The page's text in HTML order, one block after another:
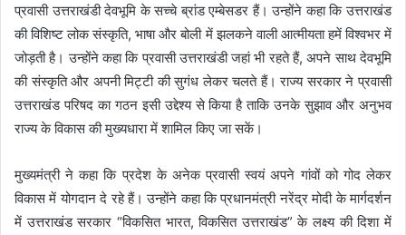
प्रवासी उत्तराखंडी देवभूमि के सच्चे ब्रांड एम्बेसडर हैं। उन्होंने कहा कि उत्तराखंड
की विशिष्ट लोक संस्कृति, भाषा और बोली में झलकने वाली आत्मीयता हमें विश्वभर में
जोड़ती है। उन्होंने कहा कि प्रवासी उत्तराखंडी जहां भी रहते हैं, अपने साथ देवभूमि
की संस्कृति और अपनी मिट्टी की सुगंध लेकर चलते हैं। राज्य सरकार ने प्रवासी
उत्तराखंड परिषद का गठन इसी उद्देश्य से किया है ताकि उनके सुझाव और अनुभव
राज्य के विकास की मुख्यधारा में शामिल किए जा सकें।
मुख्यमंत्री ने कहा कि प्रदेश के अनेक प्रवासी स्वयं अपने गांवों को गोद लेकर
विकास में योगदान दे रहे हैं। उन्होंने कहा कि प्रधानमंत्री नरेंद्र मोदी के मार्गदर्शन
में उत्तराखंड सरकार “विकसित भारत, विकसित उत्तराखंड” के लक्ष्य की दिशा में